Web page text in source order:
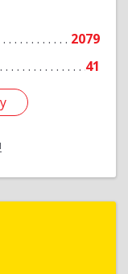
2079
41
Козлова ул,